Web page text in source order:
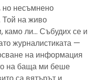
но несъмнено
на живо
камо ли… Събудих се и
журналистиката —
на информация
на баща ми беше